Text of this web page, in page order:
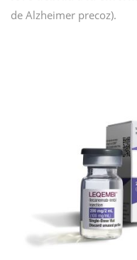
de Alzheimer precoz).